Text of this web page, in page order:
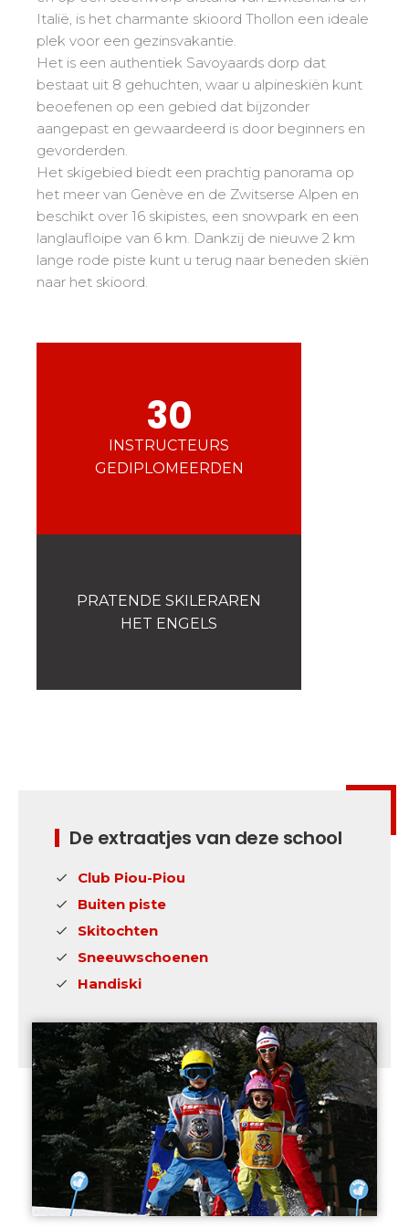
Savoie 83
Haute-Savoie
Isère 17
Zuiden van de Alpen 33
Massif Central
Pyreneeën 20
Jura 6
Vosges
Corsica 1
Vanaf de Kleine Beer tot de Gouden Ster
Tieners en volwassenen
Alle niveaus
Prestaties
Zij aa zij staan met concurrenten
Tests freestyle
Kinderen en tieners
Voor alle "riders"
Is voor ons een prioriteit!
Challenge des moniteurs
Nordic Skiercross
Les résultats par épreuves
Bank Slalom Boarder
Les résultats par épreuves
Qualification Stagiaires
Les résultats par épreuves
Italië, is het charmante skioord Thollon een ideale
plek voor een gezinsvakantie.
Het is een authentiek Savoyaards dorp dat
bestaat uit 8 gehuchten, waar u alpineskiën kunt
beoefenen op een gebied dat bijzonder
aangepast en gewaardeerd is door beginners en
gevorderden.
Het skigebied biedt een prachtig panorama op
het meer van Genève en de Zwitserse Alpen en
beschikt over 16 skipistes, een snowpark en een
langlaufloipe van 6 km. Dankzij de nieuwe 2 km
lange rode piste kunt u terug naar beneden skiën
naar het skioord.
30
INSTRUCTEURS
GEDIPLOMEERDEN
PRATENDE SKILERAREN
HET ENGELS
De extraatjes van deze school
Club Piou-Piou
Buiten piste
Skitochten
Sneeuwschoenen
Handiski